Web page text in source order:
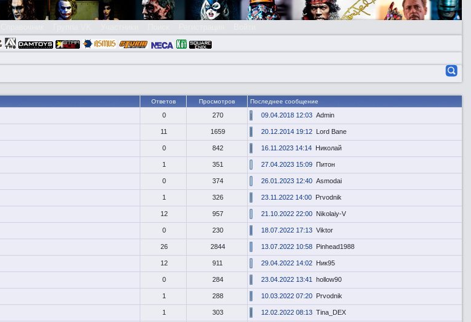
Ответов Просмотров Последнее сообщение
0 270 09.04.2018 12:03 Admin
11 1659 20.12.2014 19:12 Lord Bane
0 842 16.11.2023 14:14 Николай
1 351 27.04.2023 15:09 Питон
0 374 26.01.2023 12:40 Asmodai
1 326 23.11.2022 14:00 Prvodnik
12 957 21.10.2022 22:00 Nikolaiy-V
0 230 18.07.2022 17:13 Viktor
26 2844 13.07.2022 10:58 Pinhead1988
12 911 29.04.2022 14:02 Ник95
0 284 23.04.2022 13:41 hollow90
1 288 10.03.2022 07:20 Prvodnik
1 303 12.02.2022 08:13 Tina_DEX